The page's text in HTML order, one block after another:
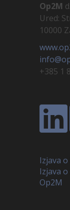
Op2M
Ured:
10000
+385 1
Izjava
Izjava
Op2M